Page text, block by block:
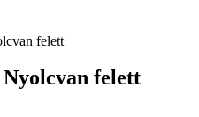
felett
Nyolcvan felett